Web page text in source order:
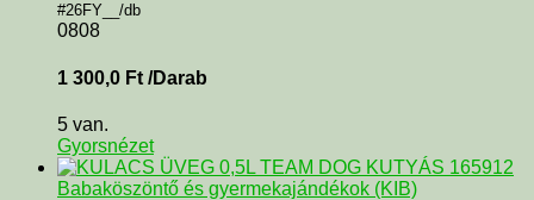
#26FY__/db
0808
1 300,0 Ft /Darab
5 van.
Gyorsnézet
Babaköszöntő és gyermekajándékok (KIB)